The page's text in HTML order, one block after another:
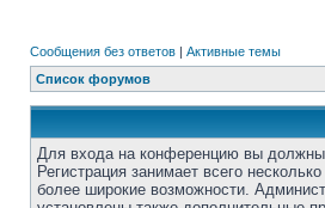
Сообщения без ответов | Активные темы
Список форумов
Для входа на конференцию вы должны
Регистрация занимает всего
более широкие возможности.